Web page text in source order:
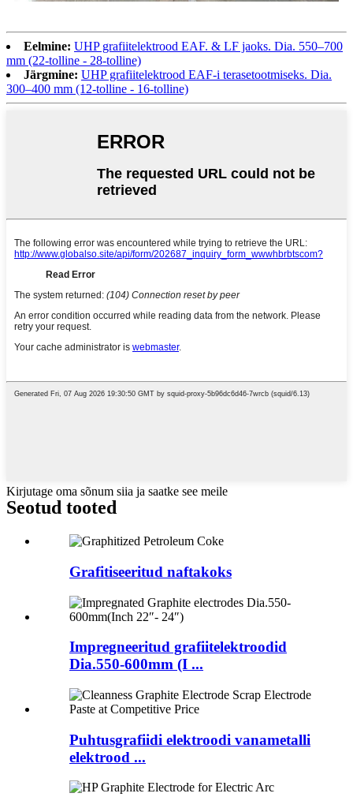
Eelmine: UHP grafiitelektrood EAF. & LF jaoks. Dia. 550–700
mm (22-tolline - 28-tolline)
Järgmine: UHP grafiitelektrood EAF-i terasetootmiseks. Dia.
300–400 mm (12-tolline - 16-tolline)
Kirjutage oma sõnum siia ja saatke see meile
Seotud tooted
Grafitiseeritud naftakoks
Impregneeritud grafiitelektroodid
Dia.550-600mm (I ...
Puhtusgrafiidi elektroodi vanametalli
elektrood ...